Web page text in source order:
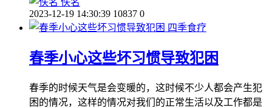
佚名
2023-12-19 14:30:39 10837 0
四季食疗
春季小心这些坏习惯导致犯困
春季的时候天气是会变暖的，这时候不少人都会产生犯
困的情况，这样的情况对我们的正常生活以及工作都是